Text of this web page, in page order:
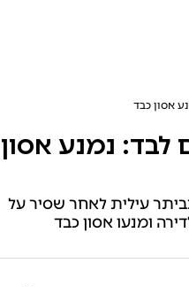
אסון כבד
לבד: נמנע אסון
עילית לאחר שסיר על
ומנעו אסון כבד